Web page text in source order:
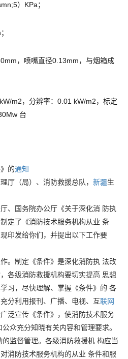
）KPa；
，喷嘴直径0.13mm，与烟箱成
m2，分辨率：0.01 kW/m2，标定
台
的通知
厅（局）、消防救援总队， 新疆生
、国务院办公厅《关于深化消 防执
定了《消防技术服务机构从业 条
印发给你们，并提出以下工作要
。制定《条件》是深化消防执 法改
各级消防救援机构要切实提高 思想
习，尽快理解、掌握《条件》的 各
分利用报刊、广播、电视、互联网
泛宣传《条件》，使消防技术服务
众充分知晓有关内容和管理要求。
监督管理。各级消防救援机 构应当
消防技术服务机构的从业 条件和服